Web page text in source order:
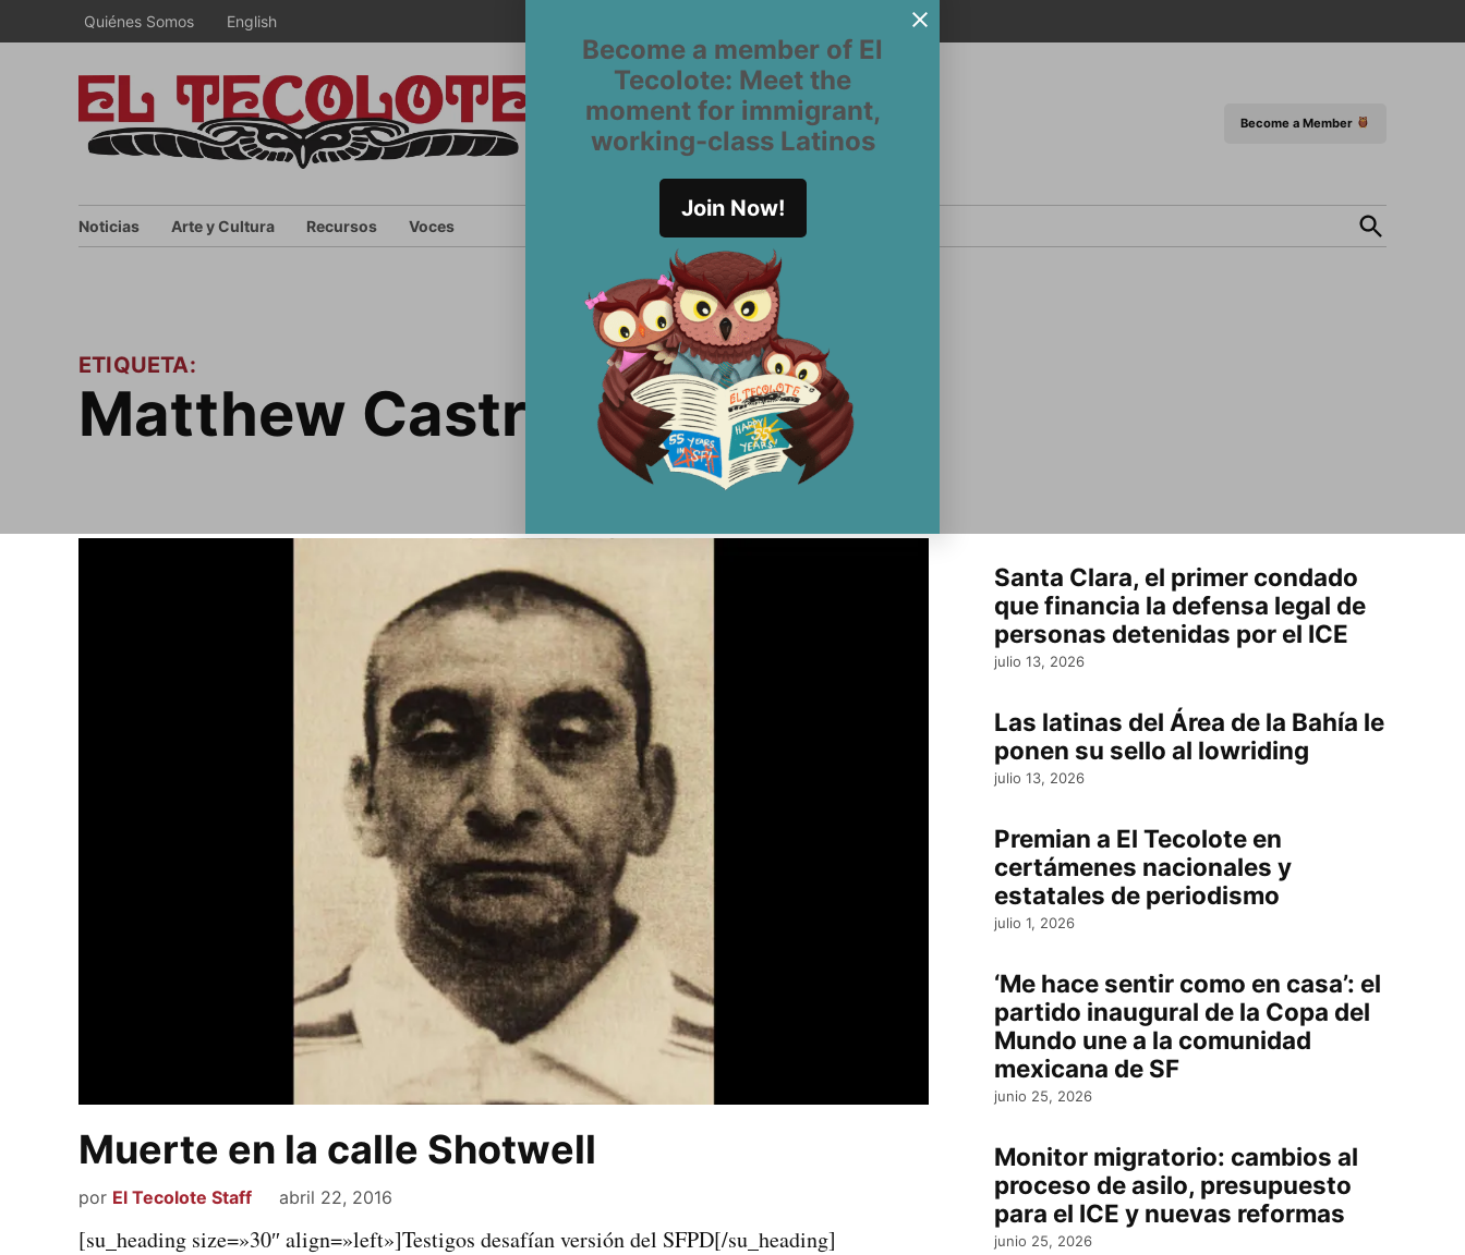
Become a member of El
Tecolote: Meet the
moment for immigrant,
working-class Latinos
Join Now!
al
contenido
Quiénes Somos English
San
Francisco’s
Become a Member
Noticias Arte y Cultura Recursos Voces
Open
Search
ETIQUETA:
Matthew Castro
Muerte en la calle Shotwell
por El Tecolote Staff abril 22, 2016
[su_heading size=»30″ align=»left»]Testigos desafían versión del SFPD[/su_heading]
Santa Clara, el primer condado
que financia la defensa legal de
personas detenidas por el ICE
julio 13, 2026
Las latinas del Área de la Bahía le
ponen su sello al lowriding
julio 13, 2026
Premian a El Tecolote en
certámenes nacionales y
estatales de periodismo
julio 1, 2026
‘Me hace sentir como en casa’: el
partido inaugural de la Copa del
Mundo une a la comunidad
mexicana de SF
junio 25, 2026
Monitor migratorio: cambios al
proceso de asilo, presupuesto
para el ICE y nuevas reformas
junio 25, 2026